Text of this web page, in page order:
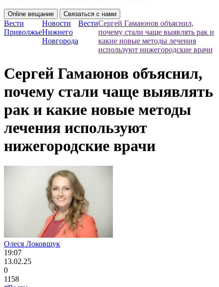
Online вещание Связаться с нами
Вести
Приволжье
Новости
Нижнего
Новгорода
ВестиСергей Гамаюнов объяснил,
почему стали чаще выявлять рак и
какие новые методы лечения
используют нижегородские врачи
Сергей Гамаюнов объяснил,
почему стали чаще выявлять
рак и какие новые методы
лечения используют
нижегородские врачи
Олеся Локовщук
19:07
13.02.25
0
1158